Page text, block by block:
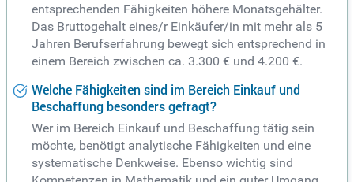
entsprechenden Fähigkeiten höhere Monatsgehälter.
Das Bruttogehalt eines/r Einkäufer/in mit mehr als 5
Jahren Berufserfahrung bewegt sich entsprechend in
einem Bereich zwischen ca. 3.300 € und 4.200 €.
Welche Fähigkeiten sind im Bereich Einkauf und
Beschaffung besonders gefragt?
Wer im Bereich Einkauf und Beschaffung tätig sein
möchte, benötigt analytische Fähigkeiten und eine
systematische Denkweise. Ebenso wichtig sind